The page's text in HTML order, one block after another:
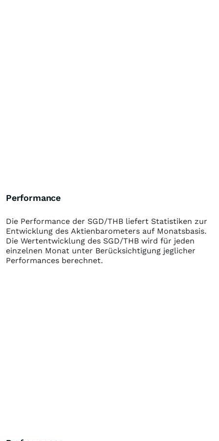
Performance
Die Performance der SGD/THB liefert Statistiken zur
Entwicklung des Aktienbarometers auf Monatsbasis.
Die Wertentwicklung des SGD/THB wird für jeden
einzelnen Monat unter Berücksichtigung jeglicher
Performances berechnet.